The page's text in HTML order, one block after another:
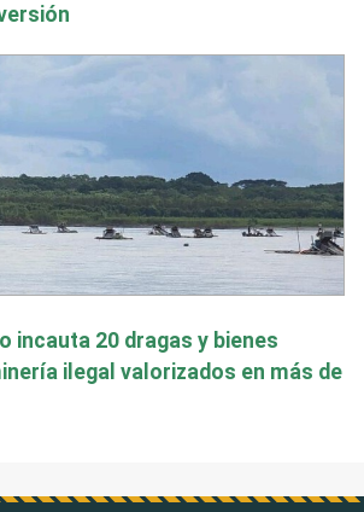
incauta 20 dragas y bienes
ilegal valorizados en más de